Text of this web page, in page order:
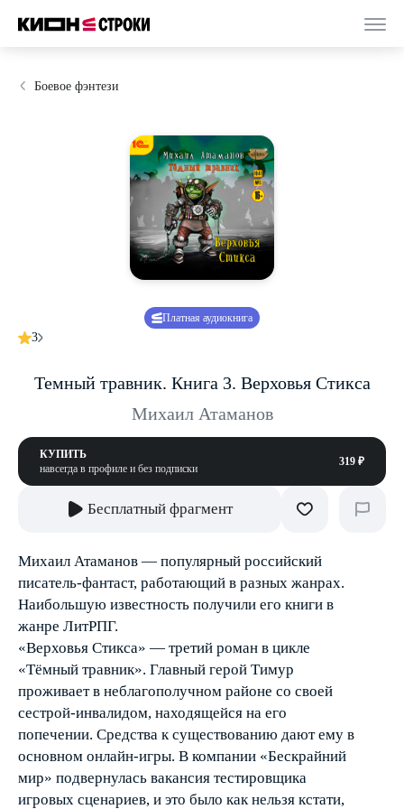
Боевое фэнтези
Платная аудиокнига
3
Темный травник. Книга 3. Верховья Стикса
Михаил Атаманов
КУПИТЬ
навсегда в профиле и без подписки
319 ₽
Бесплатный фрагмент
Михаил Атаманов — популярный российский
писатель-фантаст, работающий в разных жанрах.
Наибольшую известность получили его книги в
жанре ЛитРПГ.
«Верховья Стикса» — третий роман в цикле
«Тёмный травник». Главный герой Тимур
проживает в неблагополучном районе со своей
сестрой-инвалидом, находящейся на его
попечении. Средства к существованию дают ему в
основном онлайн-игры. В компании «Бескрайний
мир» подвернулась вакансия тестировщика
игровых сценариев, и это было как нельзя кстати,